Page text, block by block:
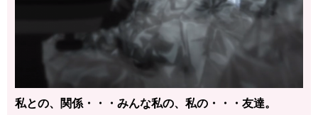
私との、関係・・・みんな私の、私の・・・友達。